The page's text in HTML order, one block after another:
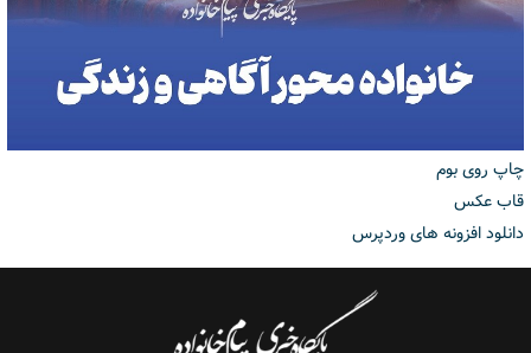
چاپ روی بوم
قاب عکس
دانلود افزونه های وردپرس